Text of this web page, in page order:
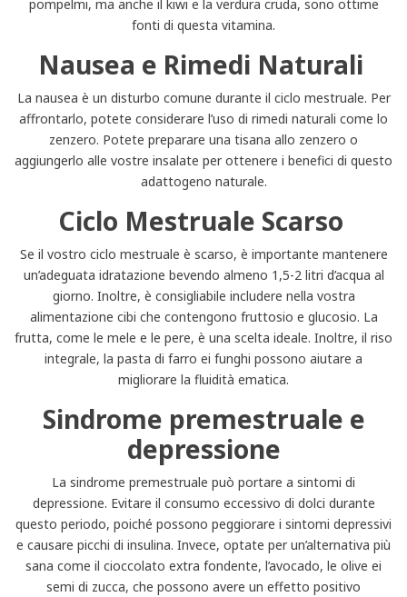
pompelmi, ma anche il kiwi e la verdura cruda, sono ottime
fonti di questa vitamina.
Nausea e Rimedi Naturali
La nausea è un disturbo comune durante il ciclo mestruale. Per
affrontarlo, potete considerare l’uso di rimedi naturali come lo
zenzero. Potete preparare una tisana allo zenzero o
aggiungerlo alle vostre insalate per ottenere i benefici di questo
adattogeno naturale.
Ciclo Mestruale Scarso
Se il vostro ciclo mestruale è scarso, è importante mantenere
un’adeguata idratazione bevendo almeno 1,5-2 litri d’acqua al
giorno. Inoltre, è consigliabile includere nella vostra
alimentazione cibi che contengono fruttosio e glucosio. La
frutta, come le mele e le pere, è una scelta ideale. Inoltre, il riso
integrale, la pasta di farro ei funghi possono aiutare a
migliorare la fluidità ematica.
Sindrome premestruale e
depressione
La sindrome premestruale può portare a sintomi di
depressione. Evitare il consumo eccessivo di dolci durante
questo periodo, poiché possono peggiorare i sintomi depressivi
e causare picchi di insulina. Invece, optate per un’alternativa più
sana come il cioccolato extra fondente, l’avocado, le olive ei
semi di zucca, che possono avere un effetto positivo